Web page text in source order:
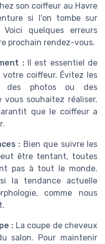
son coiffeur au Havre
si l'on tombe sur
quelques erreurs
prochain rendez-vous.
:Il est essentiel de
coiffeur. Évitez les
des photos ou des
souhaitez réaliser.
que le coiffeur a
: Bien que suivre les
être tentant, toutes
pas à tout le monde.
la tendance actuelle
comme nous
: La coupe de cheveux
salon. Pour maintenir